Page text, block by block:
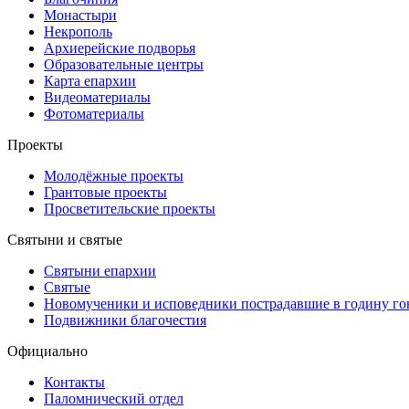
Монастыри
Некрополь
Архиерейские подворья
Образовательные центры
Карта епархии
Видеоматериалы
Фотоматериалы
Проекты
Молодёжные проекты
Грантовые проекты
Просветительские проекты
Святыни и святые
Святыни епархии
Святые
Новомученики и исповедники пострадавшие в годину
Подвижники благочестия
Официально
Контакты
Паломнический отдел